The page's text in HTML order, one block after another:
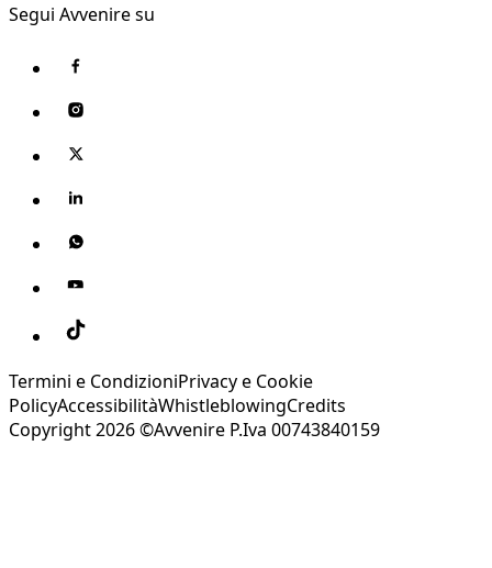
Segui Avvenire su
Termini e CondizioniPrivacy e Cookie
PolicyAccessibilitàWhistleblowingCredits
Copyright 2026 ©Avvenire P.Iva 00743840159